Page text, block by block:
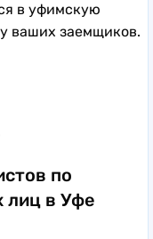
в уфимскую
ваших заемщиков.
по
лиц в Уфе